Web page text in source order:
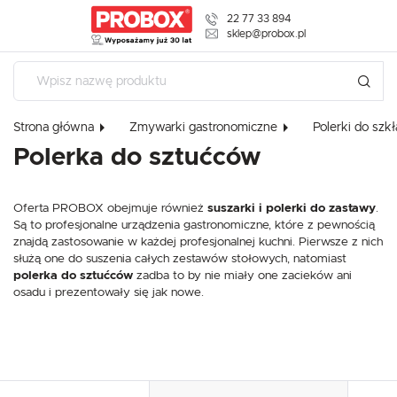
22 77 33 894
sklep@probox.pl
Strona główna Zmywarki gastronomiczne Polerki do
Polerka do sztućców
Oferta PROBOX obejmuje również suszarki i polerki do zastawy.
Są to profesjonalne urządzenia gastronomiczne, które z pewnością
znajdą zastosowanie w każdej profesjonalnej kuchni. Pierwsze z nich
służą one do suszenia całych zestawów stołowych, natomiast
polerka do sztućców zadba to by nie miały one zacieków ani
osadu i prezentowały się jak nowe.
Szanujemy Twoją prywatność. Możesz zmienić ustawienia cookies
Niezbędne
Niezbędne pliki cookies służą do prawidłowego funkcjonowania strony
umożliwiają Ci komfortowe korzystanie z oferowanych przez nas usług.
USTAWIENIA REGIONALNE
Lokalizacja
Polska
polski
Polski złoty (PLN)